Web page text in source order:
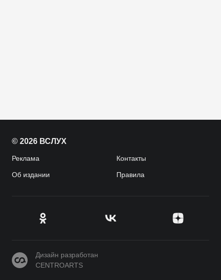
© 2026 ВСЛУХ
Реклама Контакты
Об издании Правила
CENTROARTS